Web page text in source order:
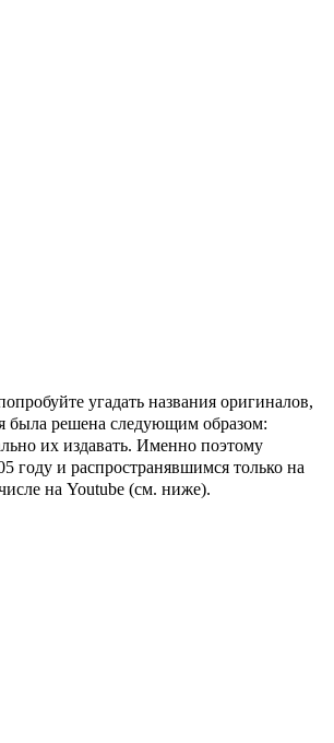
угадать названия оригиналов,
была решена следующим образом:
их издавать. Именно поэтому
и распространявшимся только на
на Youtube (см. ниже).